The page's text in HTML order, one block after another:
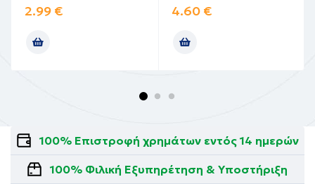
2.99 € 4.60 €
100% Επιστροφή χρημάτων εντός 14 ημερών
100% Φιλική Εξυπηρέτηση & Υποστήριξη